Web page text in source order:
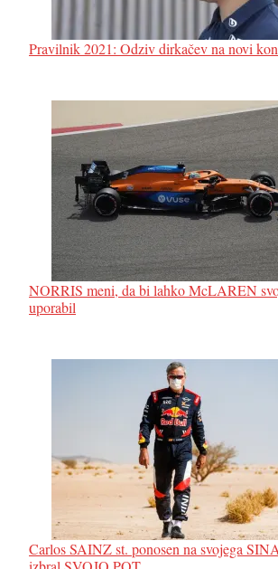
Pravilnik 2021: Odziv dirkačev na novi
NORRIS meni, da bi lahko McLAREN
uporabil
Carlos SAINZ st. ponosen na svojega